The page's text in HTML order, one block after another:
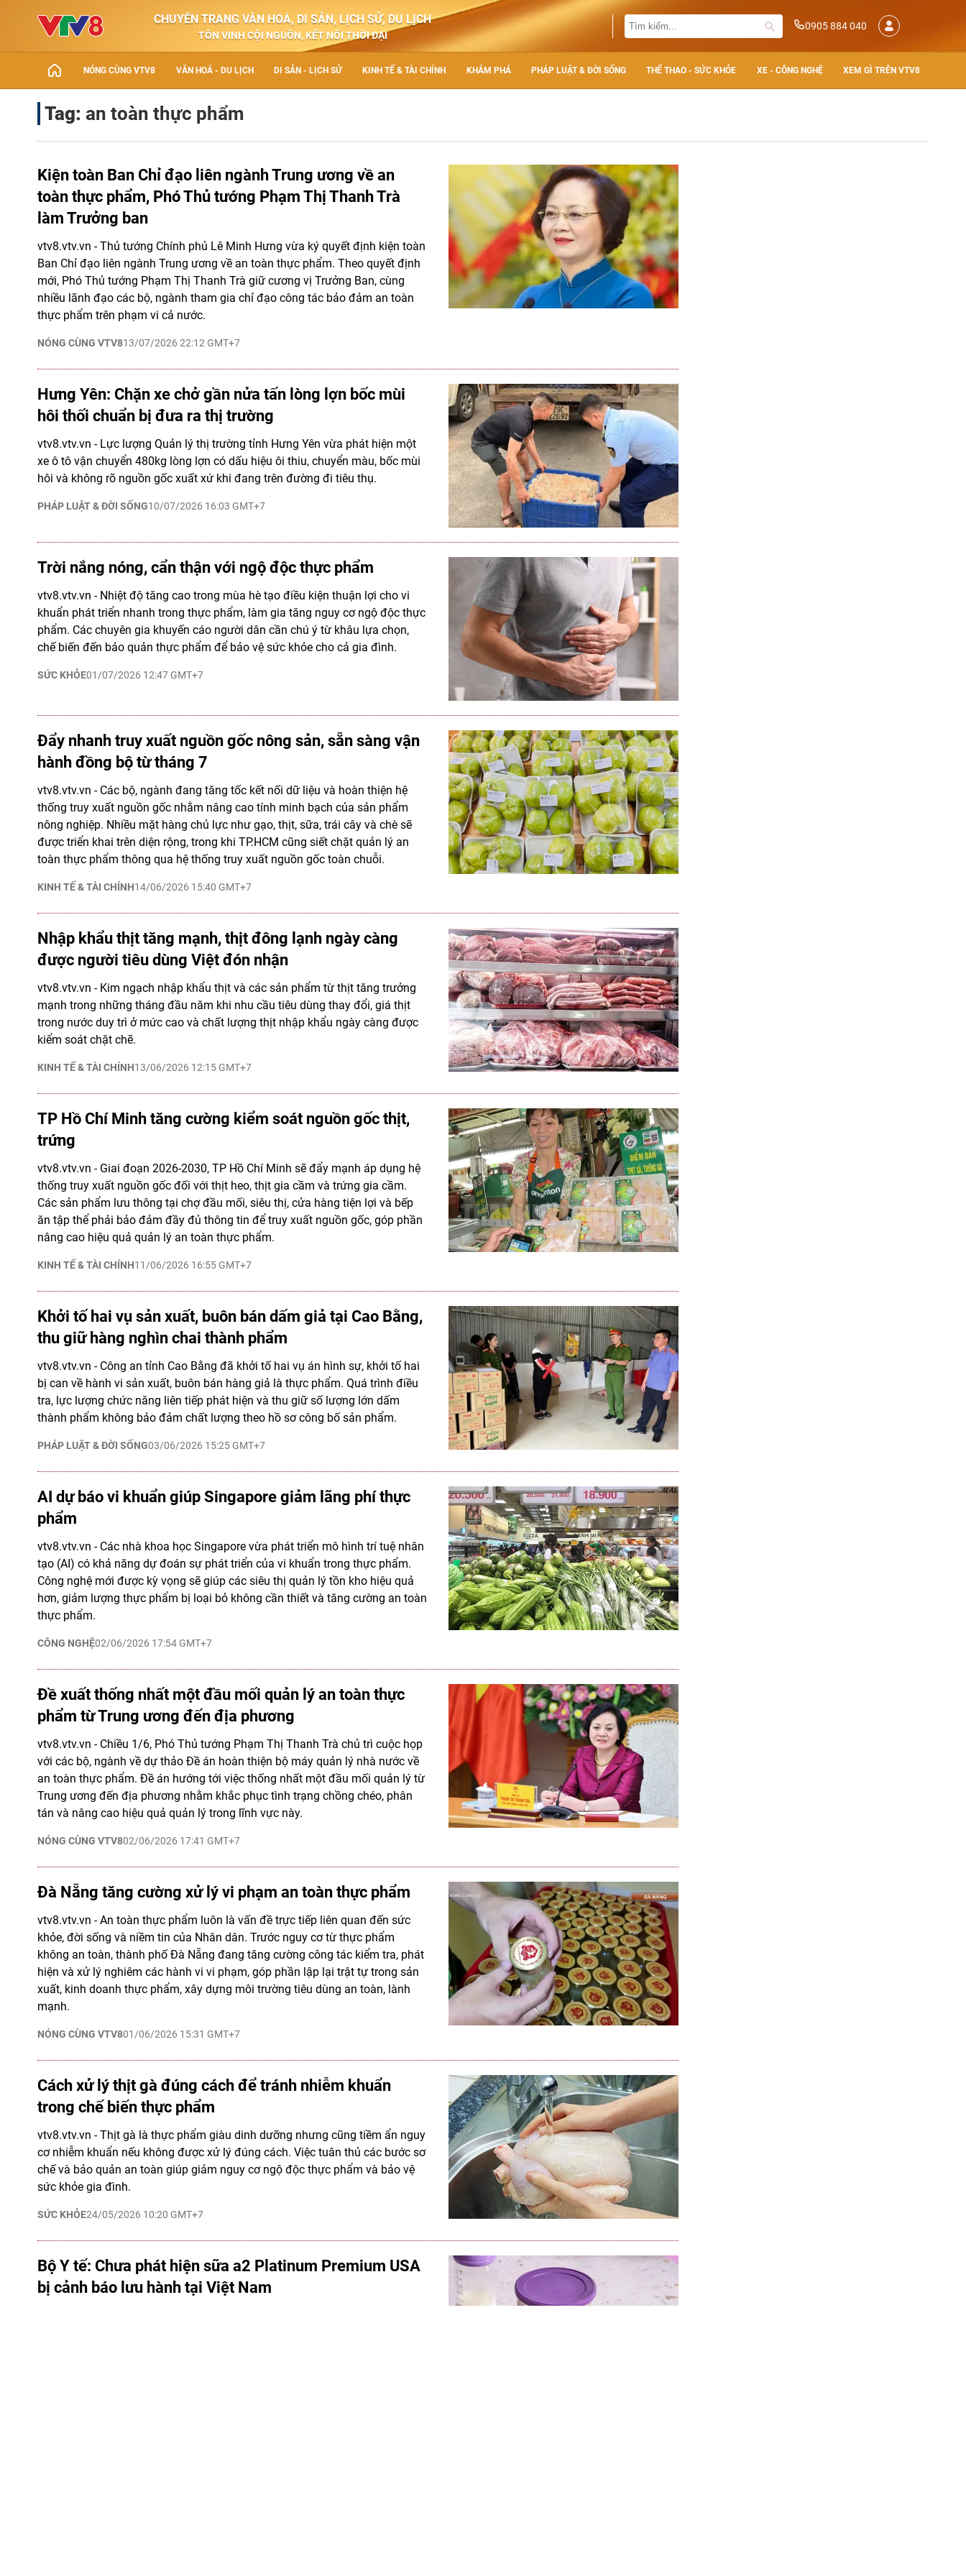
CHUYÊN TRANG VĂN HOÁ, DI SẢN, LỊCH SỬ, DU LỊCH
TÔN VINH CỘI NGUỒN, KẾT NỐI THỜI ĐẠI
0905 884 040
NÓNG CÙNG VTV8 VĂN HOÁ - DU LỊCH DI SẢN - LỊCH SỬ KINH TẾ & TÀI CHÍNH KHÁM PHÁ PHÁP LUẬT & ĐỜI SỐNG THỂ THAO - SỨC KHỎE XE - CÔNG NGHỆ XEM GÌ TRÊN VTV8
Tag: an toàn thực phẩm
Kiện toàn Ban Chỉ đạo liên ngành Trung ương về an
toàn thực phẩm, Phó Thủ tướng Phạm Thị Thanh Trà
làm Trưởng ban
NÓNG CÙNG VTV813/07/2026 22:12 GMT+7
vtv8.vtv.vn - Thủ tướng Chính phủ Lê Minh Hưng vừa ký quyết định kiện toàn
Ban Chỉ đạo liên ngành Trung ương về an toàn thực phẩm. Theo quyết định
mới, Phó Thủ tướng Phạm Thị Thanh Trà giữ cương vị Trưởng Ban, cùng
nhiều lãnh đạo các bộ, ngành tham gia chỉ đạo công tác bảo đảm an toàn
thực phẩm trên phạm vi cả nước.
Hưng Yên: Chặn xe chở gần nửa tấn lòng lợn bốc mùi
hôi thối chuẩn bị đưa ra thị trường
PHÁP LUẬT & ĐỜI SỐNG10/07/2026 16:03 GMT+7
vtv8.vtv.vn - Lực lượng Quản lý thị trường tỉnh Hưng Yên vừa phát hiện một
xe ô tô vận chuyển 480kg lòng lợn có dấu hiệu ôi thiu, chuyển màu, bốc mùi
hôi và không rõ nguồn gốc xuất xứ khi đang trên đường đi tiêu thụ.
Trời nắng nóng, cẩn thận với ngộ độc thực phẩm
SỨC KHỎE01/07/2026 12:47 GMT+7
vtv8.vtv.vn - Nhiệt độ tăng cao trong mùa hè tạo điều kiện thuận lợi cho vi
khuẩn phát triển nhanh trong thực phẩm, làm gia tăng nguy cơ ngộ độc thực
phẩm. Các chuyên gia khuyến cáo người dân cần chú ý từ khâu lựa chọn,
chế biến đến bảo quản thực phẩm để bảo vệ sức khỏe cho cả gia đình.
Đẩy nhanh truy xuất nguồn gốc nông sản, sẵn sàng vận
hành đồng bộ từ tháng 7
KINH TẾ & TÀI CHÍNH14/06/2026 15:40 GMT+7
vtv8.vtv.vn - Các bộ, ngành đang tăng tốc kết nối dữ liệu và hoàn thiện hệ
thống truy xuất nguồn gốc nhằm nâng cao tính minh bạch của sản phẩm
nông nghiệp. Nhiều mặt hàng chủ lực như gạo, thịt, sữa, trái cây và chè sẽ
được triển khai trên diện rộng, trong khi TP.HCM cũng siết chặt quản lý an
toàn thực phẩm thông qua hệ thống truy xuất nguồn gốc toàn chuỗi.
Nhập khẩu thịt tăng mạnh, thịt đông lạnh ngày càng
được người tiêu dùng Việt đón nhận
KINH TẾ & TÀI CHÍNH13/06/2026 12:15 GMT+7
vtv8.vtv.vn - Kim ngạch nhập khẩu thịt và các sản phẩm từ thịt tăng trưởng
mạnh trong những tháng đầu năm khi nhu cầu tiêu dùng thay đổi, giá thịt
trong nước duy trì ở mức cao và chất lượng thịt nhập khẩu ngày càng được
kiểm soát chặt chẽ.
TP Hồ Chí Minh tăng cường kiểm soát nguồn gốc thịt,
trứng
KINH TẾ & TÀI CHÍNH11/06/2026 16:55 GMT+7
vtv8.vtv.vn - Giai đoạn 2026-2030, TP Hồ Chí Minh sẽ đẩy mạnh áp dụng hệ
thống truy xuất nguồn gốc đối với thịt heo, thịt gia cầm và trứng gia cầm.
Các sản phẩm lưu thông tại chợ đầu mối, siêu thị, cửa hàng tiện lợi và bếp
ăn tập thể phải bảo đảm đầy đủ thông tin để truy xuất nguồn gốc, góp phần
nâng cao hiệu quả quản lý an toàn thực phẩm.
Khởi tố hai vụ sản xuất, buôn bán dấm giả tại Cao Bằng,
thu giữ hàng nghìn chai thành phẩm
PHÁP LUẬT & ĐỜI SỐNG03/06/2026 15:25 GMT+7
vtv8.vtv.vn - Công an tỉnh Cao Bằng đã khởi tố hai vụ án hình sự, khởi tố hai
bị can về hành vi sản xuất, buôn bán hàng giả là thực phẩm. Quá trình điều
tra, lực lượng chức năng liên tiếp phát hiện và thu giữ số lượng lớn dấm
thành phẩm không bảo đảm chất lượng theo hồ sơ công bố sản phẩm.
AI dự báo vi khuẩn giúp Singapore giảm lãng phí thực
phẩm
CÔNG NGHỆ02/06/2026 17:54 GMT+7
vtv8.vtv.vn - Các nhà khoa học Singapore vừa phát triển mô hình trí tuệ nhân
tạo (AI) có khả năng dự đoán sự phát triển của vi khuẩn trong thực phẩm.
Công nghệ mới được kỳ vọng sẽ giúp các siêu thị quản lý tồn kho hiệu quả
hơn, giảm lượng thực phẩm bị loại bỏ không cần thiết và tăng cường an toàn
thực phẩm.
Đề xuất thống nhất một đầu mối quản lý an toàn thực
phẩm từ Trung ương đến địa phương
NÓNG CÙNG VTV802/06/2026 17:41 GMT+7
vtv8.vtv.vn - Chiều 1/6, Phó Thủ tướng Phạm Thị Thanh Trà chủ trì cuộc họp
với các bộ, ngành về dự thảo Đề án hoàn thiện bộ máy quản lý nhà nước về
an toàn thực phẩm. Đề án hướng tới việc thống nhất một đầu mối quản lý từ
Trung ương đến địa phương nhằm khắc phục tình trạng chồng chéo, phân
tán và nâng cao hiệu quả quản lý trong lĩnh vực này.
Đà Nẵng tăng cường xử lý vi phạm an toàn thực phẩm
NÓNG CÙNG VTV801/06/2026 15:31 GMT+7
vtv8.vtv.vn - An toàn thực phẩm luôn là vấn đề trực tiếp liên quan đến sức
khỏe, đời sống và niềm tin của Nhân dân. Trước nguy cơ từ thực phẩm
không an toàn, thành phố Đà Nẵng đang tăng cường công tác kiểm tra, phát
hiện và xử lý nghiêm các hành vi vi phạm, góp phần lập lại trật tự trong sản
xuất, kinh doanh thực phẩm, xây dựng môi trường tiêu dùng an toàn, lành
mạnh.
Cách xử lý thịt gà đúng cách để tránh nhiễm khuẩn
trong chế biến thực phẩm
SỨC KHỎE24/05/2026 10:20 GMT+7
vtv8.vtv.vn - Thịt gà là thực phẩm giàu dinh dưỡng nhưng cũng tiềm ẩn nguy
cơ nhiễm khuẩn nếu không được xử lý đúng cách. Việc tuân thủ các bước sơ
chế và bảo quản an toàn giúp giảm nguy cơ ngộ độc thực phẩm và bảo vệ
sức khỏe gia đình.
Bộ Y tế: Chưa phát hiện sữa a2 Platinum Premium USA
bị cảnh báo lưu hành tại Việt Nam